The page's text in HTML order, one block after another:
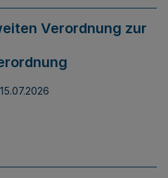
Verordnung zur
15.07.2026